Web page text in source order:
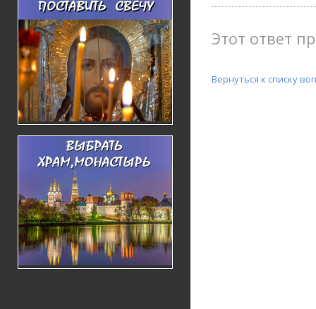
Этот ответ
Вернуться к списку